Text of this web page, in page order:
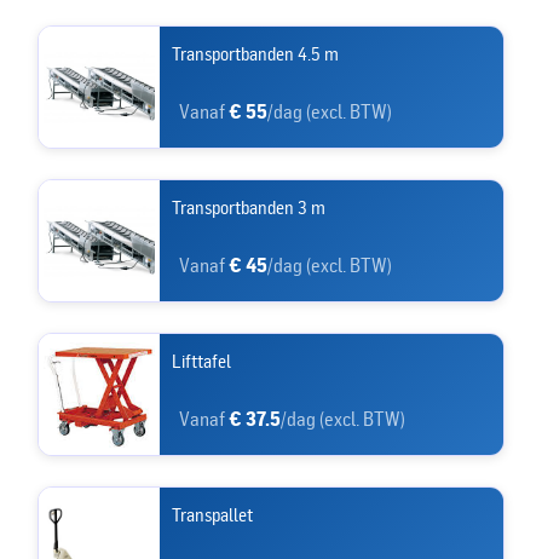
Transportbanden 4.5 m
Vanaf€ 55/dag (excl. BTW)
Transportbanden 3 m
Vanaf€ 45/dag (excl. BTW)
Lifttafel
Vanaf€ 37.5/dag (excl. BTW)
Transpallet